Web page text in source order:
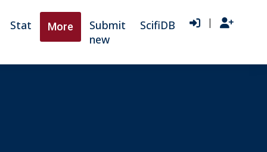
Stat More
Submit
new
ScifiDB |